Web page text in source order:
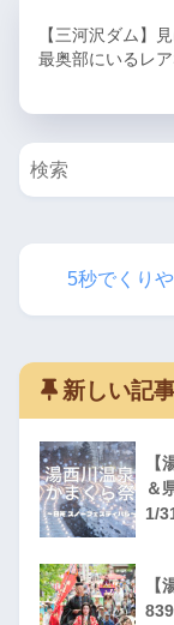
【三河沢ダム】
最奥部にいるレ
5秒でくりや
新しい記
＆
1/